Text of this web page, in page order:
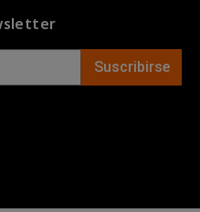
Suscribirse